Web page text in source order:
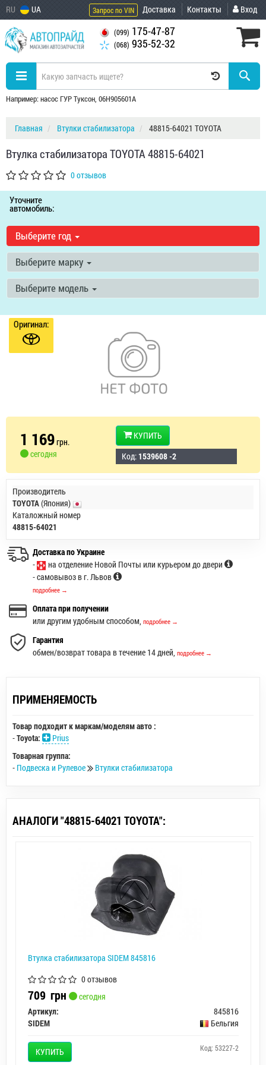
RU UA Запрос по VIN Доставка Контакты Вход
(099) 175-47-87
(068) 935-52-32
Например: насос ГУР Туксон, 06H905601A
Главная Втулки стабилизатора 48815-64021 TOYOTA
Втулка стабилизатора TOYOTA 48815-64021
0 отзывов
Уточните
автомобиль:
Выберите год
Выберите марку
Выберите модель
Оригинал:
1 169грн.
сегодня
КУПИТЬ
Код: 1539608 -2
Производитель
TOYOTA(Япония)
Каталожный номер
48815-64021
Доставка по Украине
-
на отделение Новой Почты или курьером до двери
- самовывоз в г. Львов
подробнее →
Оплата при получении
или другим удобным способом, подробнее →
Гарантия
обмен/возврат товара в течение 14 дней, подробнее →
ПРИМЕНЯЕМОСТЬ
Товар подходит к маркам/моделям авто :
-Toyota:
Prius
Товарная группа:
- Подвеска и Рулевое Втулки стабилизатора
АНАЛОГИ "48815-64021 TOYOTA":
Втулка стабилизатора SIDEM 845816
0 отзывов
709 грн
сегодня
Артикул:
845816
SIDEM
Бельгия
КУПИТЬ Код: 53227-2